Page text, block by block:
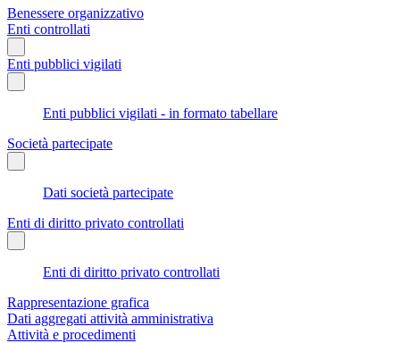
Benessere organizzativo
Enti controllati
Enti pubblici vigilati
Enti pubblici vigilati - in formato tabellare
Società partecipate
Dati società partecipate
Enti di diritto privato controllati
Enti di diritto privato controllati
Rappresentazione grafica
Dati aggregati attività amministrativa
Attività e procedimenti